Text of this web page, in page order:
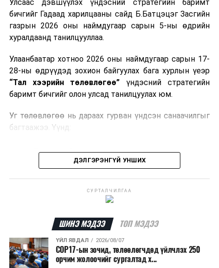
хоёрдугаар сарын 1 хүртэл тэг хувиар тогтоолоо.
Мөн газрын тосны бүтээгдэхүүн, шатахууныг хилээр
шуурхай нэвтрүүлэх, тээвэрлэх, буулгах, гадаад
вагонцистерний ашиглалтын төлбөр, хураамжийг
хөнгөвчлөх, шаардлага хангасан зөвшөөрлийн
хүсэлтийг түргэн шийдвэрлэх, шатахууны
нийлүүлэлтийн тогтвортой байдлыг хангахыг
холбогдох сайд нарт үүрэг болголоо.
Улсаас дэвшүүлэх үндэсний стратегийн баримт
бичгийг Гадаад харилцааны сайд Б.Батцэцэг Засгийн
газрын 2026 оны наймдугаар сарын 5-ны өдрийн
хуралдаанд танилцууллаа.
Улаанбаатар хотноо 2026 оны наймдугаар сарын 17-
28-ны өдрүүдэд зохион байгуулах бага хурлын үеэр
“Тал хээрийн төлөвлөгөө” үндэсний стратегийн
баримт бичгийг олон улсад танилцуулах юм.
Уг төлөвлөгөө нь дараах гурван үндсэн санаачилгыг
багтаажээ. Үүнд:
Бэлчээрийн тэргүүлэх санаачилга
Ус, газрын нэгдсэн менежментийн санаачилга
дэд бүтцийн санаачилга
Эдгээр санаачилгын хүрээнд нийт
хэрэгжүүлэхээр төлөвлөж,
6.5 тэрбум ам.долларын
санхүүжилт
татахаар зорьж байна. Нэг төслийн
дундаж санхүүжилтийн хэмжээ700 мянган
ам.доллар байхаар тооцжээ.
ДЭЛГЭРЭНГҮЙ УНШИХ
СУРТАЛЧИЛГАА
ШИНЭ МЭДЭЭ ТОП МЭДЭЭ
ҮЙЛ ЯВДАЛ 2026/08/07
COP17-ын зочид, төлөөлөгчдөд үйлчлэх 250
орчим жолоочийг сургалтад х...